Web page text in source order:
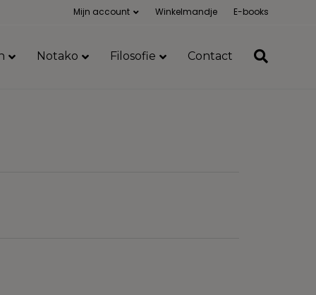
Mijn account Winkelmandje E-books
Notako Filosofie Contact